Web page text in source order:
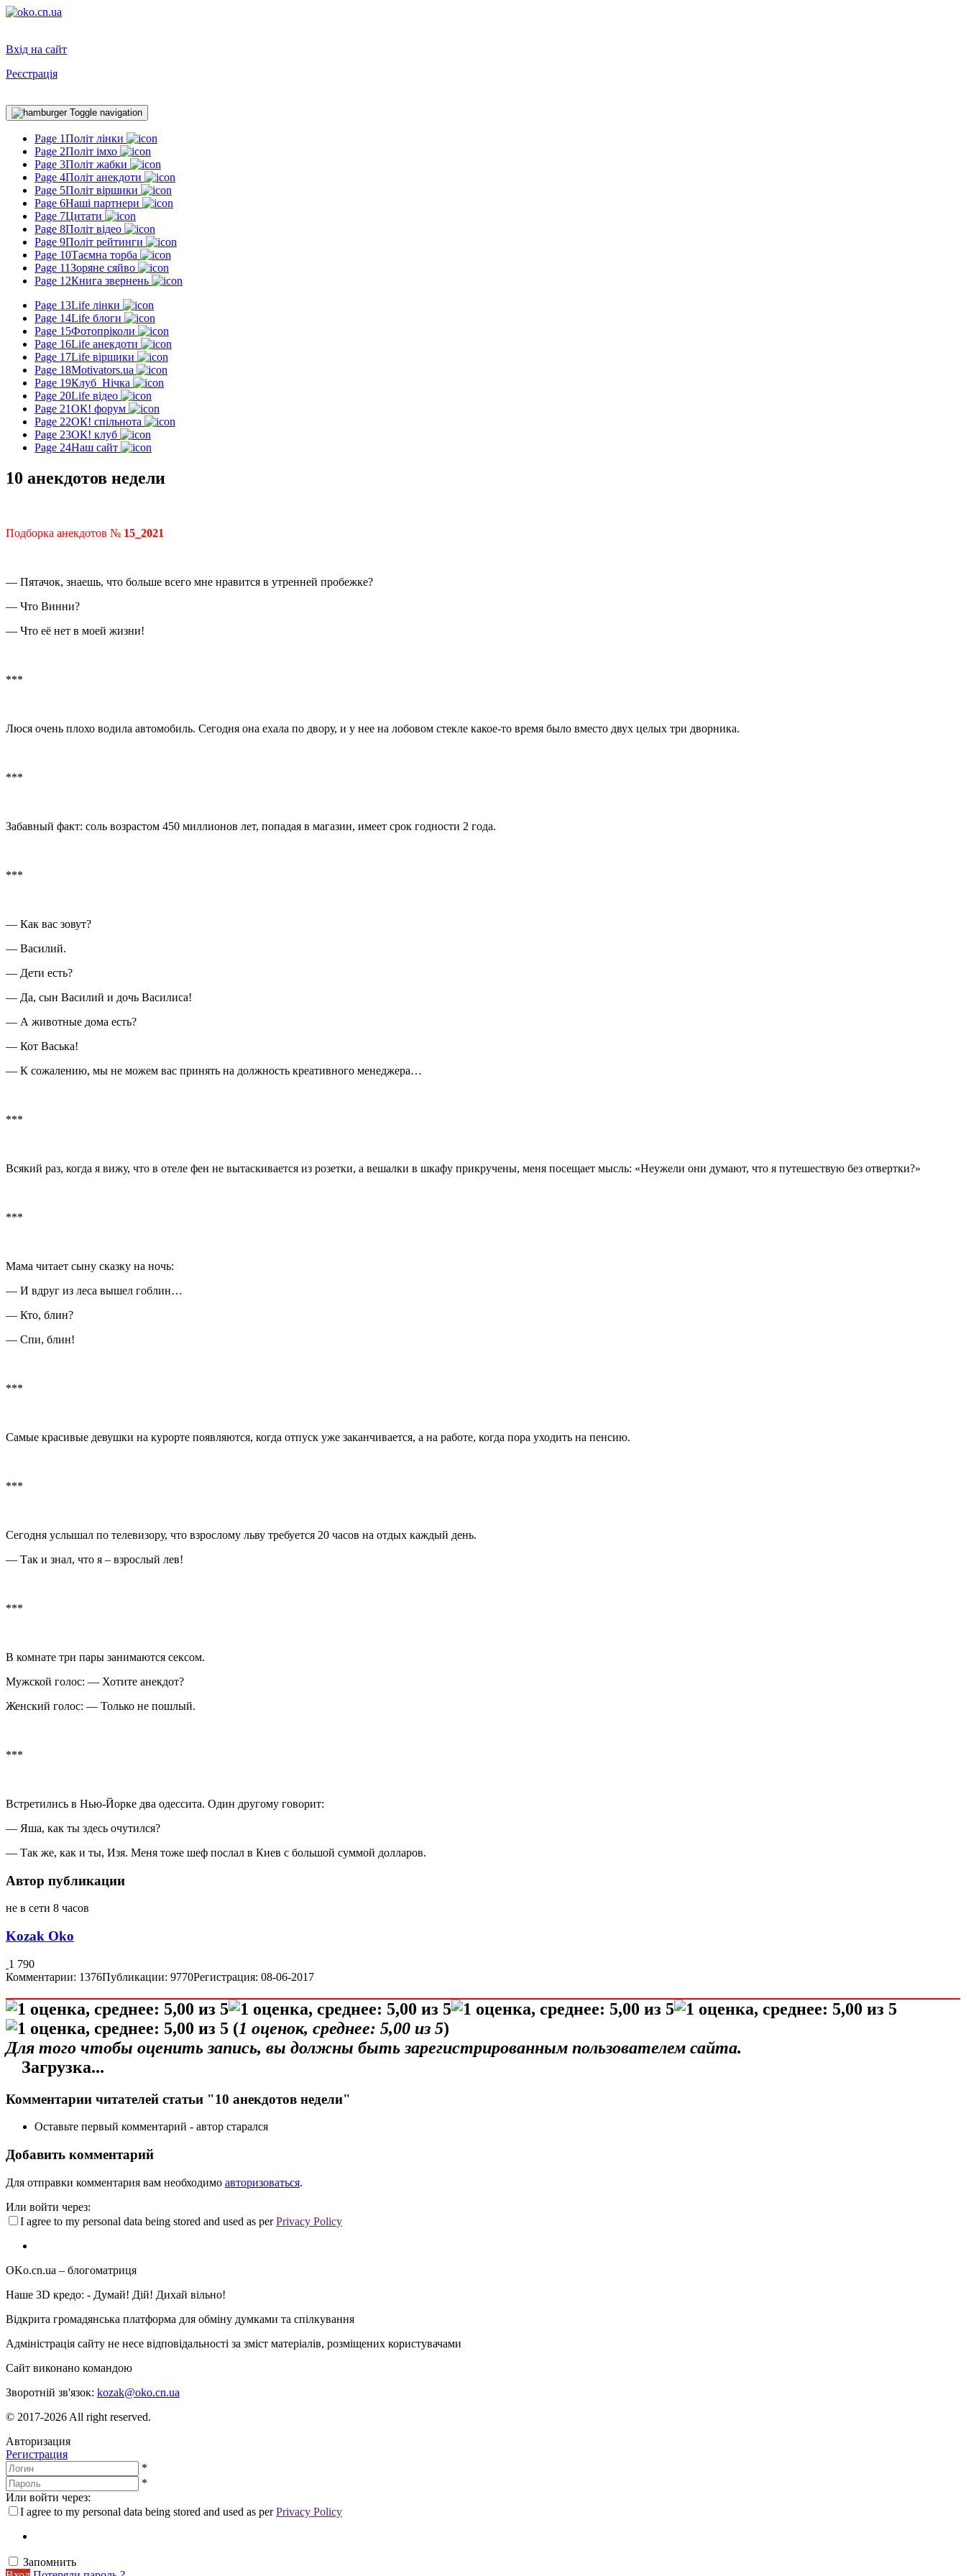
Вхід на сайт
Реєстрація
Toggle navigation
Page 1Політ лінки
Page 2Політ імхо
Page 3Політ жабки
Page 4Політ анекдоти
Page 5Політ віршики
Page 6Наші партнери
Page 7Цитати
Page 8Політ відео
Page 9Політ рейтинги
Page 10Таємна торба
Page 11Зоряне сяйво
Page 12Книга звернень
Page 13Life лінки
Page 14Life блоги
Page 15Фотопріколи
Page 16Life анекдоти
Page 17Life віршики
Page 18Motivators.ua
Page 19Клуб_Нічка
Page 20Life відео
Page 21ОК! форум
Page 22ОК! спільнота
Page 23ОК! клуб
Page 24Наш сайт
10 анекдотов недели
Подборка анекдотов № 15_2021
— Пятачок, знаешь, что больше всего мне нравится в утренней пробежке?
— Что Винни?
— Что её нет в моей жизни!
***
Люся очень плохо водила автомобиль. Сегодня она ехала по двору, и у нее на лобовом стекле какое-то время было вместо двух целых три дворника.
***
Забавный факт: соль возрастом 450 миллионов лет, попадая в магазин, имеет срок годности 2 года.
***
— Как вас зовут?
— Василий.
— Дети есть?
— Да, сын Василий и дочь Василиса!
— А животные дома есть?
— Кот Васька!
— К сожалению, мы не можем вас принять на должность креативного менеджера…
***
Всякий раз, когда я вижу, что в отеле фен не вытаскивается из розетки, а вешалки в шкафу прикручены, меня посещает мысль: «Неужели они думают, что я путешествую без отвертки?»
***
Мама читает сыну сказку на ночь:
— И вдруг из леса вышел гоблин…
— Кто, блин?
— Спи, блин!
***
Самые красивые девушки на курорте появляются, когда отпуск уже заканчивается, а на работе, когда пора уходить на пенсию.
***
Сегодня услышал по телевизору, что взрослому льву требуется 20 часов на отдых каждый день.
— Так и знал, что я – взрослый лев!
***
В комнате три пары занимаются сексом.
Мужской голос: — Хотите анекдот?
Женский голос: — Только не пошлый.
***
Встретились в Нью-Йорке два одессита. Один другому говорит:
— Яша, как ты здесь очутился?
— Так же, как и ты, Изя. Меня тоже шеф послал в Киев с большой суммой долларов.
Автор публикации
не в сети 8 часов
Kozak Oko
1 790
Комментарии: 1376Публикации: 9770Регистрация: 08-06-2017
(1 оценок, среднее: 5,00 из 5)
Для того чтобы оценить запись, вы должны быть зарегистрированным пользователем сайта.
Загрузка...
Комментарии читателей статьи "10 анекдотов недели"
Оставьте первый комментарий - автор старался
Добавить комментарий
Для отправки комментария вам необходимо авторизоваться.
Или войти через:
I agree to my personal data being stored and used as perPrivacy Policy
OKo.cn.ua – блогоматриця
Наше 3D кредо: - Думай! Дій! Дихай вільно!
Відкрита громадянська платформа для обміну думками та спілкування
Адміністрація сайту не несе відповідальності за зміст матеріалів, розміщених користувачами
Сайт виконано командою
Зворотній зв'язок: kozak@oko.cn.ua
© 2017-2026 All right reserved.
Авторизация
Регистрация
*
*
Или войти через:
I agree to my personal data being stored and used as perPrivacy Policy
Запомнить